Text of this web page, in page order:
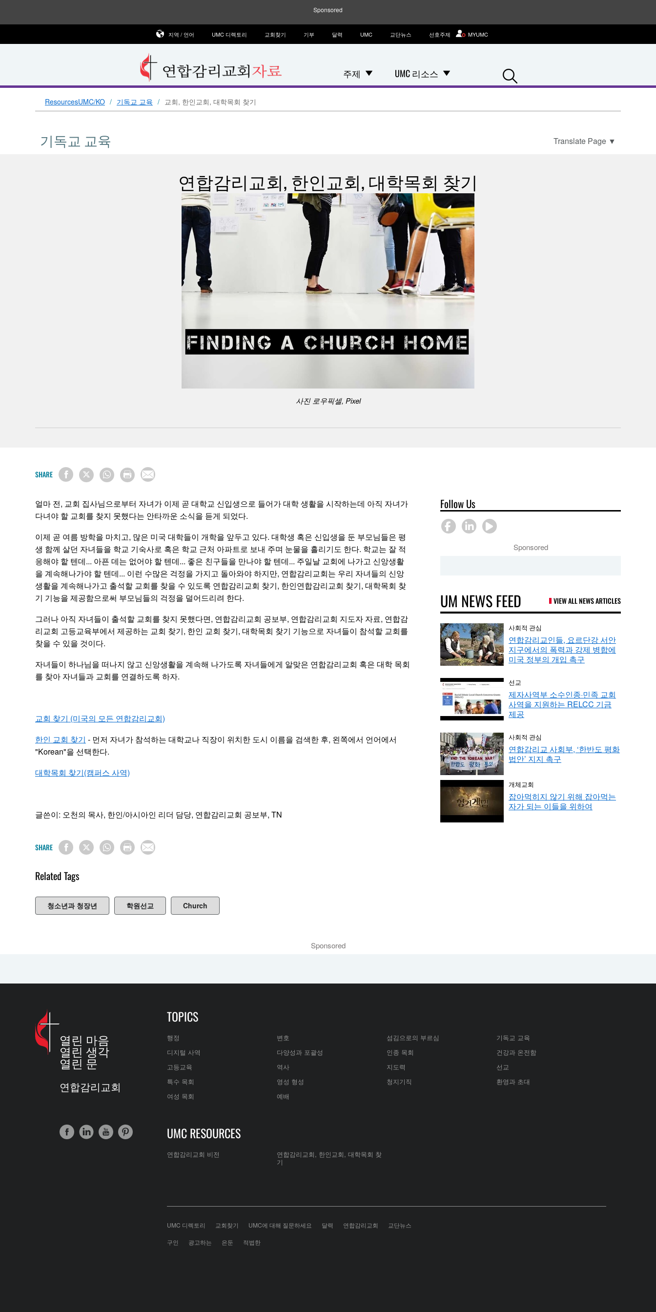
Sponsored
주제 UMC 리소스
지역 / 언어 UMC 디렉토리 교회찾기 기부 달력 UMC 교단뉴스 선호주제 MYUMC
Search
ResourcesUMC/KO 기독교 교육 교회, 한인교회, 대학목회 찾기
기독교 교육 Translate Page ▼
연합감리교회, 한인교회, 대학목회 찾기
사진 로우픽셀, Pixel
SHARE
얼마 전, 교회 집사님으로부터 자녀가 이제 곧 대학교 신입생으로 들어가 대학 생활을 시작하는데 아직 자녀가
다녀야 할 교회를 찾지 못했다는 안타까운 소식을 듣게 되었다.
이제 곧 여름 방학을 마치고, 많은 미국 대학들이 개학을 앞두고 있다. 대학생 혹은 신입생을 둔 부모님들은 평
생 함께 살던 자녀들을 학교 기숙사로 혹은 학교 근처 아파트로 보내 주며 눈물을 흘리기도 한다. 학교는 잘 적
응해야 핱 텐데... 아픈 데는 없어야 할 텐데... 좋은 친구들을 만나야 할 텐데... 주일날 교회에 나가고 신앙생활
을 계속해나가야 할 텐데... 이런 수많은 걱정을 가지고 돌아와야 하지만, 연합감리교회는 우리 자녀들의 신앙
생활을 계속해나가고 출석할 교회를 찾을 수 있도록 연합감리교회 찾기, 한인연합감리교회 찾기, 대학목회 찾
기 기능을 제공함으로써 부모님들의 걱정을 덜어드리려 한다.
그러나 아직 자녀들이 출석할 교회를 찾지 못했다면, 연합감리교회 공보부, 연합감리교회 지도자 자료, 연합감
리교회 고등교육부에서 제공하는 교회 찾기, 한인 교회 찾기, 대학목회 찾기 기능으로 자녀들이 참석할 교회를
찾을 수 있을 것이다.
자녀들이 하나님을 떠나지 않고 신앙생활을 계속해 나가도록 자녀들에게 알맞은 연합감리교회 혹은 대학 목회
를 찾아 자녀들과 교회를 연결하도록 하자.
교회 찾기 (미국의 모든 연합감리교회)
한인 교회 찾기 - 먼저 자녀가 참석하는 대학교나 직장이 위치한 도시 이름을 검색한 후, 왼쪽에서 언어에서
"Korean"을 선택한다.
대학목회 찾기(캠퍼스 사역)
글쓴이: 오천의 목사, 한인/아시아인 리더 담당, 연합감리교회 공보부, TN
SHARE
Related Tags
청소년과 청장년 학원선교 Church
Follow Us
Sponsored
UM NEWS FEED VIEW ALL NEWS ARTICLES
사회적 관심
연합감리교인들, 요르단강 서안
지구에서의 폭력과 강제 병합에
미국 정부의 개입 촉구
선교
제자사역부 소수인종·민족 교회
사역을 지원하는 RELCC 기금
제공
사회적 관심
연합감리교 사회부, ‘한반도 평화
법안’ 지지 촉구
개체교회
잡아먹히지 않기 위해 잡아먹는
자가 되는 이들을 위하여
Sponsored
열린 마음
열린 생각
열린 문
연합감리교회
TOPICS
행정 변호 섬김으로의 부르심
기독교 교육
디지털 사역
다양성과 포괄성 인종 목회
건강과 온전함
고등교육
역사 지도력
선교
특수 목회
영성 형성 청지기직
환영과 초대
여성 목회
예배
UMC RESOURCES
연합감리교회 비전
연합감리교회, 한인교회, 대학목회 찾
기
UMC 디렉토리 교회찾기 UMC에 대해 질문하세요 달력 연합감리교회 교단뉴스
구인 광고하는 은둔 적법한